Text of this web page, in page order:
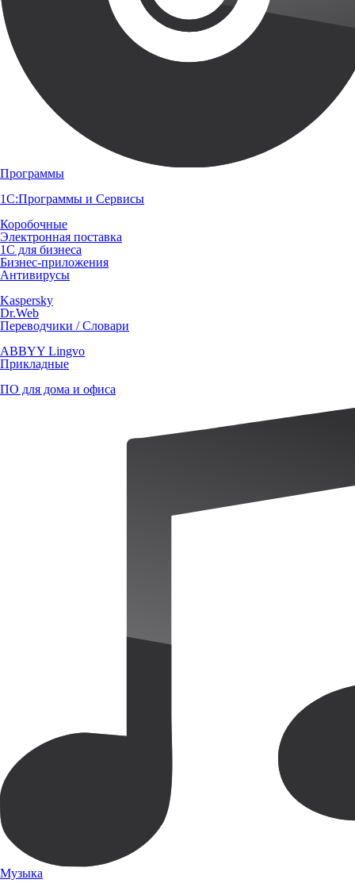
Программы
1С:Программы и Сервисы
Коробочные
Электронная поставка
1С для бизнеса
Бизнес-приложения
Антивирусы
Kaspersky
Dr.Web
Переводчики / Словари
ABBYY Lingvo
Прикладные
ПО для дома и офиса
Музыка